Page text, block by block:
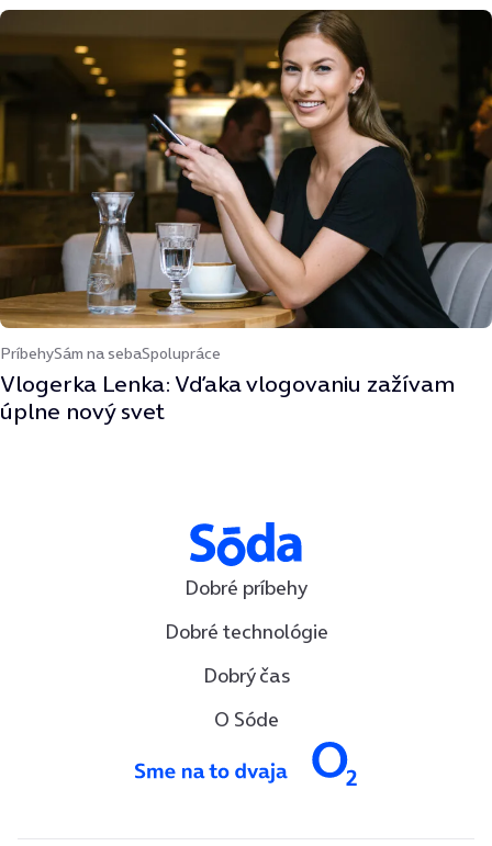
PríbehySám na sebaSpolupráce
Vlogerka Lenka: Vďaka vlogovaniu zažívam
úplne nový svet
Dobré príbehy
Dobré technológie
Dobrý čas
O Sóde